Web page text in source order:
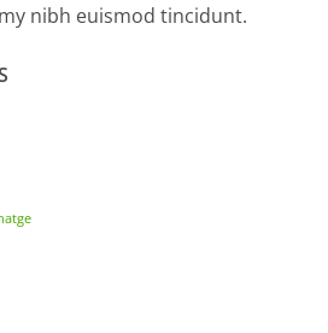
nibh euismod tincidunt.